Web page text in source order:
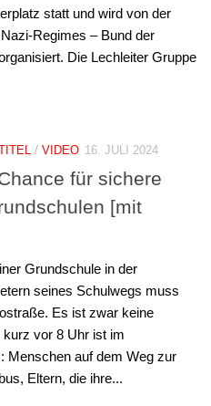
statt und wird von der
Regimes – Bund der
Die Lechleiter Gruppe
/ VIDEO 16. JULI 2024
für sichere
[mit
Grundschule in der
seines Schulwegs muss
Es ist zwar keine
vor 8 Uhr ist im
Menschen auf dem Weg zur
Eltern, die ihre...